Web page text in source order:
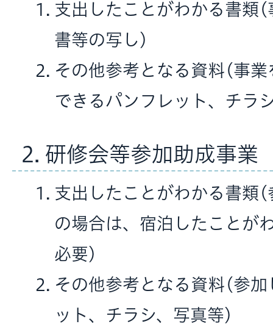
支出したことがわかる書類
書等の写し)
その他参考となる資料(事
できるパンフレット、チラ
2. 研修会等参加助成事業
支出したことがわかる書類
の場合は、宿泊したことが
必要)
その他参考となる資料(参
ット、チラシ、写真等)